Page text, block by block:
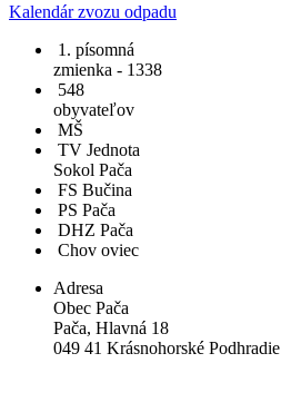
Kalendár zvozu odpadu
1. písomná
zmienka - 1338
548
obyvateľov
MŠ
TV Jednota
Sokol Pača
FS Bučina
PS Pača
DHZ Pača
Chov oviec
Adresa
Obec Pača
Pača, Hlavná 18
049 41 Krásnohorské Podhradie